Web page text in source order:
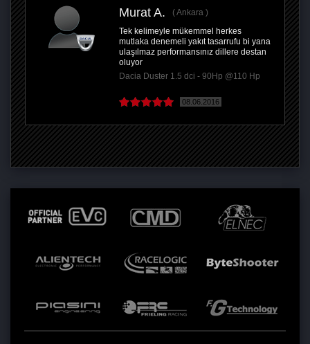
Murat A.
Ankara
Tek kelimeyle mükemmel herkes
mutlaka denemeli yakıt tasarrufu bi yana
ulaşılmaz performansınız dillere destan
oluyor
Dacia Duster 1.5 dci - 90Hp @110 Hp
08.06.2016